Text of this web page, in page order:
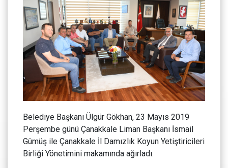
Belediye Başkanı Ülgür Gökhan, 23 Mayıs 2019
Perşembe günü Çanakkale Liman Başkanı İsmail
Gümüş ile Çanakkale İl Damızlık Koyun Yetiştiricileri
Birliği Yönetimini makamında ağırladı.